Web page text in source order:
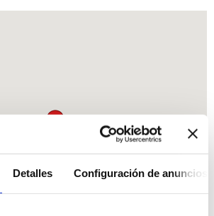
Detalles Configuración de anuncios